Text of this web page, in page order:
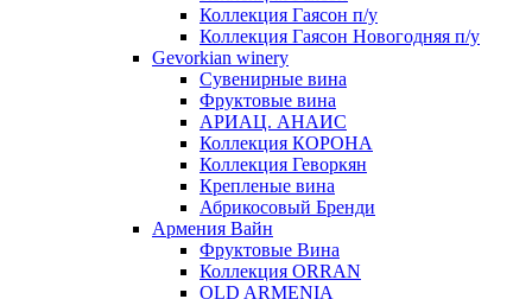
Коллекция Гаясон п/у
Коллекция Гаясон Новогодняя п/у
Gevorkian winery
Сувенирные вина
Фруктовые вина
АРИАЦ. АНАИС
Коллекция КОРОНА
Коллекция Геворкян
Крепленые вина
Абрикосовый Бренди
Армения Вайн
Фруктовые Вина
Коллекция ORRAN
OLD ARMENIA